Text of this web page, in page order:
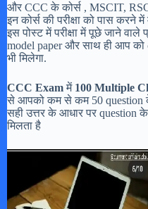
और CCC के कोर्स , MSCIT,
इन कोर्स की परीक्षा को पास करने में
इस पोस्ट में परीक्षा में पूछे जाने
model paper और साथ ही आप को
भी मिलेगा.
CCC Examमें 100 Multiple
से आपको कम से कम 50 question के
सही उत्तर के आधार पर question
मिलता है